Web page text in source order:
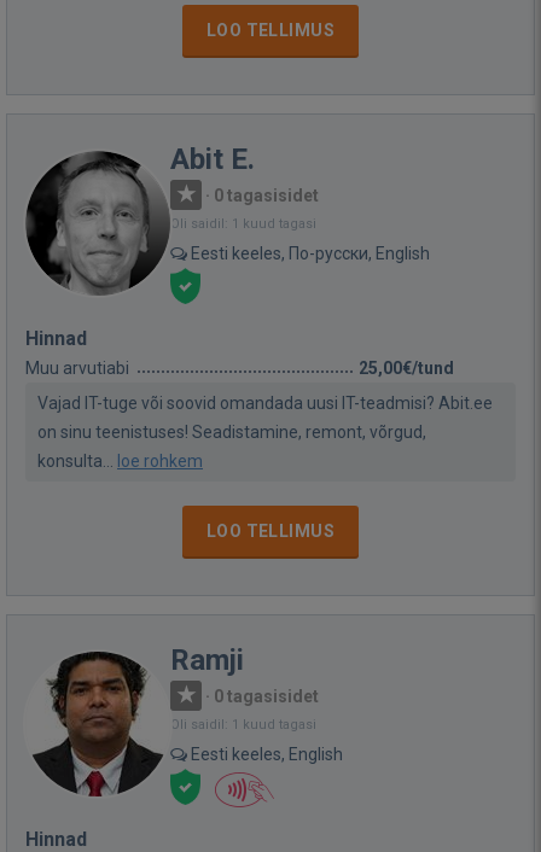
LOO TELLIMUS
Abit E.
· 0 tagasisidet
Oli saidil: 1 kuud tagasi
Eesti keeles, По-русски, English
Hinnad
Muu arvutiabi
25,00€/tund
Vajad IT-tuge või soovid omandada uusi IT-teadmisi? Abit.ee
on sinu teenistuses! Seadistamine, remont, võrgud,
konsulta...
loe rohkem
LOO TELLIMUS
Ramji
· 0 tagasisidet
Oli saidil: 1 kuud tagasi
Eesti keeles, English
Hinnad